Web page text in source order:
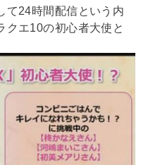
て24時間配信という内
クエ10の初心者大使と